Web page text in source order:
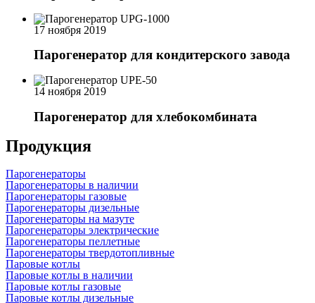
17 ноября 2019
Парогенератор для кондитерского завода
14 ноября 2019
Парогенератор для хлебокомбината
Продукция
Парогенераторы
Парогенераторы в наличии
Парогенераторы газовые
Парогенераторы дизельные
Парогенераторы на мазуте
Парогенераторы электрические
Парогенераторы пеллетные
Парогенераторы твердотопливные
Паровые котлы
Паровые котлы в наличии
Паровые котлы газовые
Паровые котлы дизельные